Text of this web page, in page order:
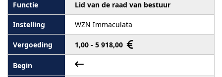
Lid van de raad van bestuur
WZN Immaculata
1,00 - 5 918,00